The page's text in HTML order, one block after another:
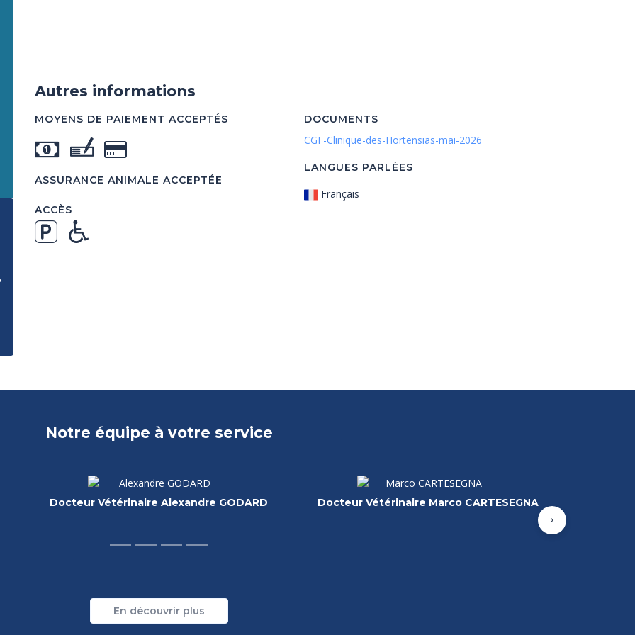
Autres informations
DOCUMENTS
CGF-Clinique-des-Hortensias-mai-2026
LANGUES PARLÉES
Français
MOYENS DE PAIEMENT ACCEPTÉS
ASSURANCE ANIMALE ACCEPTÉE
ACCÈS
Notre équipe à votre service
Docteur Vétérinaire Leonardo UCCELLI Docteur Vétérinaire Valentina FORNASARI
Suivant
En découvrir plus